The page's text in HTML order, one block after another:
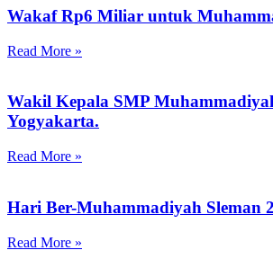
Wakaf Rp6 Miliar untuk
Read More »
Wakil Kepala SMP
Yogyakarta.
Read More »
Hari Ber-Muhammadiyah Sleman
Read More »